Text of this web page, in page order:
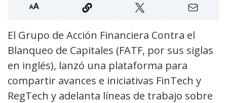
El Grupo de Acción Financiera Contra el
Blanqueo de Capitales (FATF, por sus siglas
en inglés), lanzó una plataforma para
compartir avances e iniciativas FinTech y
RegTech y adelanta líneas de trabajo sobre